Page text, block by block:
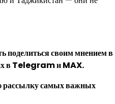
поделиться своим мнением в
вTelegramиMAX.
рассылку самых важных